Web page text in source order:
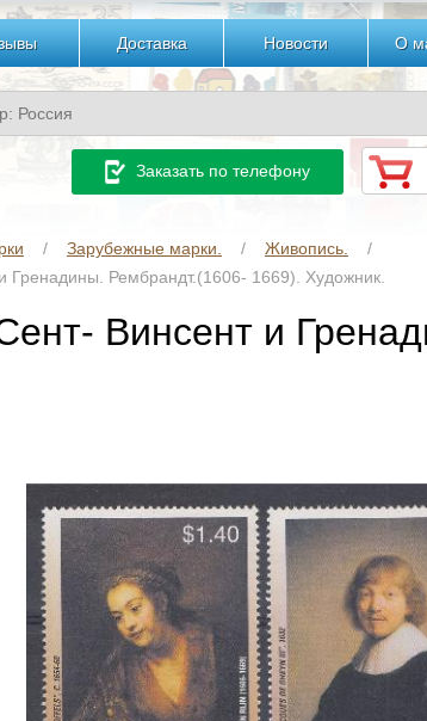
Доставка Новости О
Заказать по телефону
Зарубежные марки.
Живопись.
Гренадины. Рембрандт.(1606- 1669). Художник.
Винсент и